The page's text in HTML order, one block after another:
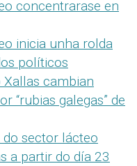
concentrarase en
inicia unha rolda
políticos
Xallas cambian
“rubias galegas” de
sector lácteo
a partir do día 23